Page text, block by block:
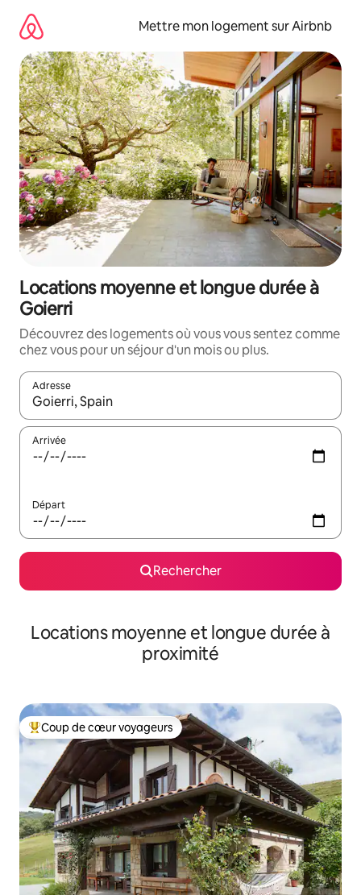
directement
contenu
Mettre mon logement sur Airbnb
Locations moyenne et longue durée à
Goierri
Découvrez des logements où vous vous sentez comme
chez vous pour un séjour d'un mois ou plus.
Adresse
Lorsque les résultats s'affichent, utilisez les flèches vers le
Arrivée
Départ
Rechercher
Locations moyenne et longue durée à
proximité
Coups de cœur voyageurs les plus appréciés
Coup de cœur voyageurs